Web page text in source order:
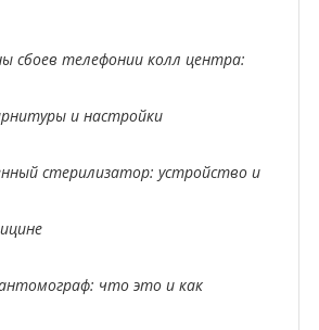
сбоев телефонии колл центра:
и настройки
стерилизатор: устройство и
что это и как